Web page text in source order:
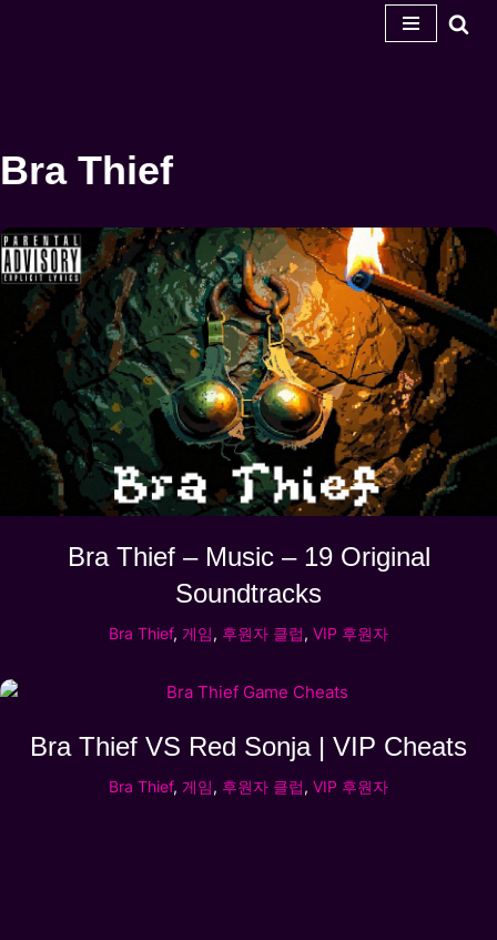
건
기
Bra Thief
Bra Thief – Music – 19 Original
Soundtracks
Bra Thief, 게임, 후원자 클럽, VIP 후원자
Bra Thief VS Red Sonja | VIP Cheats
Bra Thief, 게임, 후원자 클럽, VIP 후원자